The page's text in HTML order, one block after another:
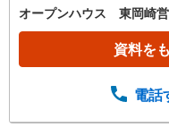
にご連絡ください
を見学する（無料
ただけますとス
内について・平
たします。・車
オープンハウス 東岡崎
資料を
電話